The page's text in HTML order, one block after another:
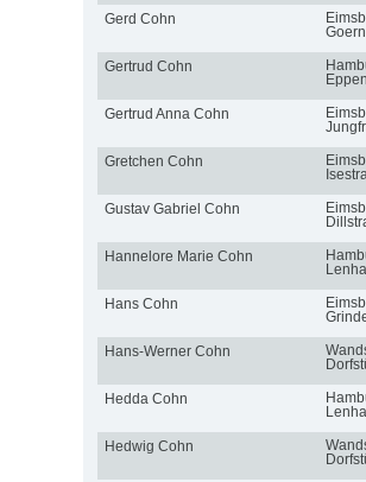
Gerd Cohn
Gertrud Cohn
Gertrud Anna Cohn
Gretchen Cohn
Gustav Gabriel Cohn
Hannelore Marie Cohn
Hans Cohn
Hans-Werner Cohn
Hedda Cohn
Hedwig Cohn